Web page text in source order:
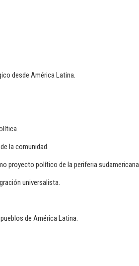
desde América Latina.
la comunidad.
proyecto político de la periferia sudamericana.
universalista.
de América Latina.